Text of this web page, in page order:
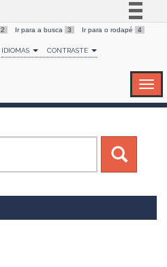
Simplifique!
Comunica BR
Canais
2 Ir para a busca 3 Ir para o rodapé 4
IDIOMAS CONTRASTE